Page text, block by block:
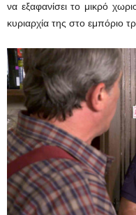
να εξαφανίσει το μικρό
κυριαρχία της στο εμπόριο